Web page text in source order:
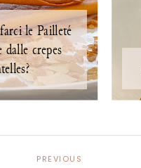
le Pailleté
crepes
PREVIOUS